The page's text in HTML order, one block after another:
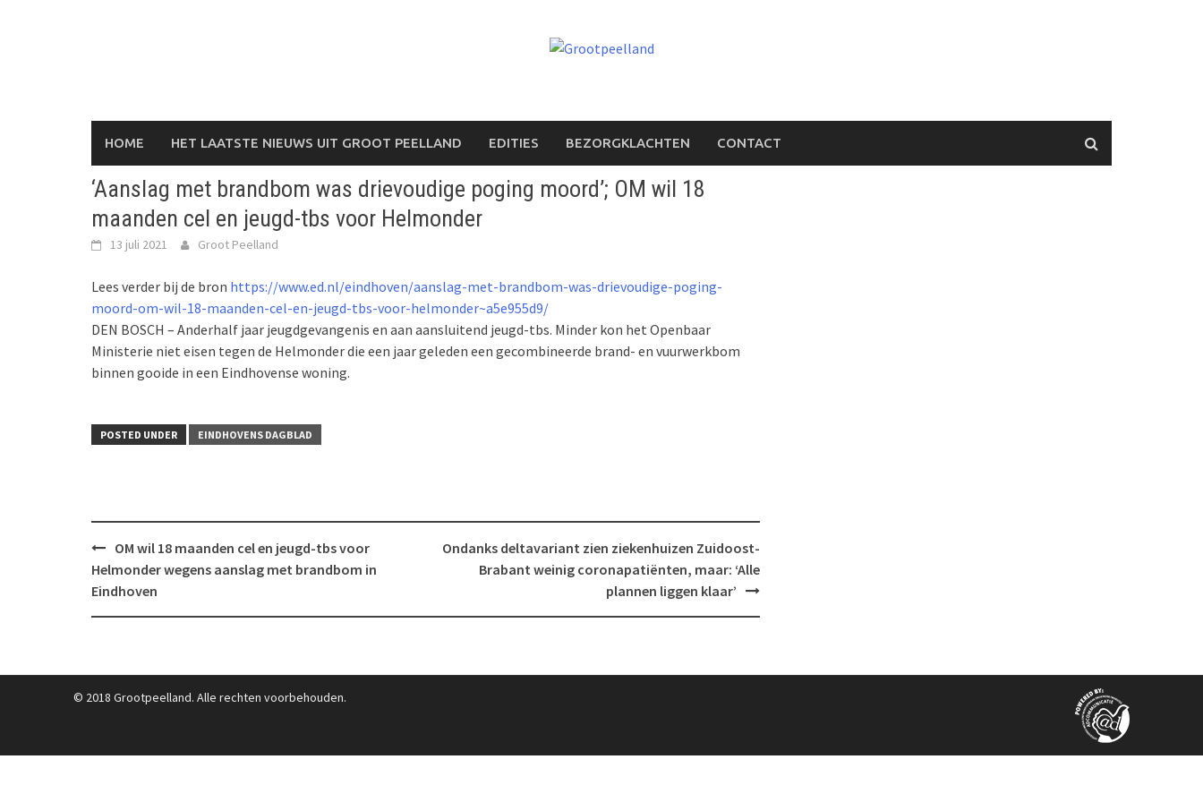
HOME HET LAATSTE NIEUWS UIT GROOT PEELLAND EDITIES BEZORGKLACHTEN CONTACT
‘Aanslag met brandbom was drievoudige poging moord’; OM wil 18
maanden cel en jeugd-tbs voor Helmonder
13 juli 2021 Groot Peelland
Lees verder bij de bron https://www.ed.nl/eindhoven/aanslag-met-brandbom-was-drievoudige-poging-
moord-om-wil-18-maanden-cel-en-jeugd-tbs-voor-helmonder~a5e955d9/
DEN BOSCH – Anderhalf jaar jeugdgevangenis en aan aansluitend jeugd-tbs. Minder kon het Openbaar
Ministerie niet eisen tegen de Helmonder die een jaar geleden een gecombineerde brand- en vuurwerkbom
binnen gooide in een Eindhovense woning.
POSTED UNDER EINDHOVENS DAGBLAD
Post
navigation
OM wil 18 maanden cel en jeugd-tbs voor
Helmonder wegens aanslag met brandbom in
Eindhoven
Ondanks deltavariant zien ziekenhuizen Zuidoost-
Brabant weinig coronapatiënten, maar: ‘Alle
plannen liggen klaar’
© 2018 Grootpeelland. Alle rechten voorbehouden.